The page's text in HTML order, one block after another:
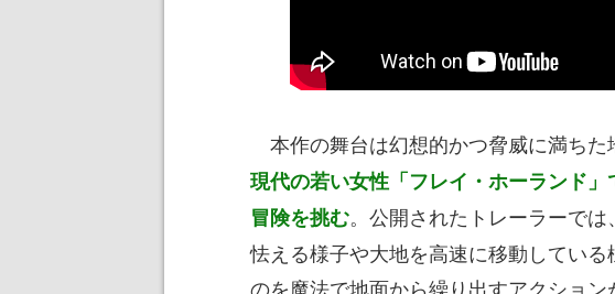
本作の舞台は幻想的かつ脅威に満ちた
現代の若い女性「フレイ・ホーランド
冒険を挑む。公開されたトレーラーで
怯える様子や大地を高速に移動してい
のを魔法で地面から繰り出すアクション